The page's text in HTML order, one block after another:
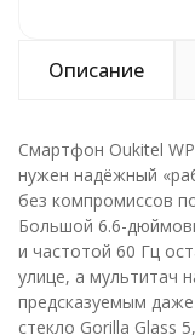
Описание
Смартфон Oukitel
нужен надёжный
без компромиссов
Большой 6.6-
и частотой 60 Гц
улице, а мультитач
предсказуемым
стекло Gorilla Glass